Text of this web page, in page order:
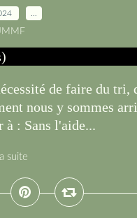
de faire du tri,
nous y sommes
à : Sans l'aide...
suite